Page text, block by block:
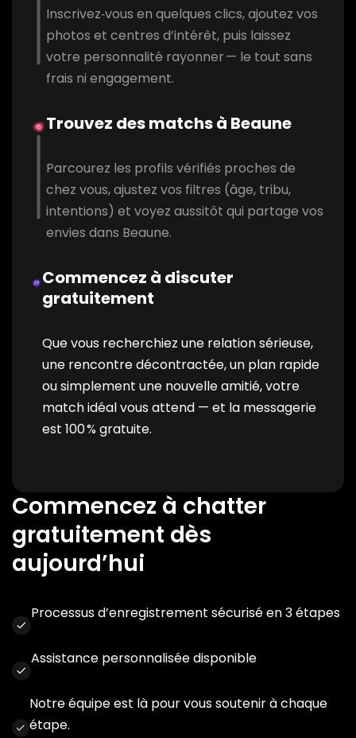
Inscrivez‑vous en quelques clics, ajoutez vos
photos et centres d’intérêt, puis laissez
votre personnalité rayonner — le tout sans
frais ni engagement.
Trouvez des matchs à Beaune
Parcourez les profils vérifiés proches de
chez vous, ajustez vos filtres (âge, tribu,
intentions) et voyez aussitôt qui partage vos
envies dans Beaune.
Commencez à discuter
gratuitement
Que vous recherchiez une relation sérieuse,
une rencontre décontractée, un plan rapide
ou simplement une nouvelle amitié, votre
match idéal vous attend — et la messagerie
est 100 % gratuite.
Commencez à chatter
gratuitement dès
aujourd’hui
Processus d’enregistrement sécurisé en 3 étapes
Assistance personnalisée disponible
Notre équipe est là pour vous soutenir à chaque
étape.